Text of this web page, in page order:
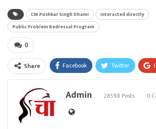
CM Pushkar Singh Dhami
interacted directly
Public Problem Redressal Program
0
Share Facebook Twitter
Admin 28598 Posts 0